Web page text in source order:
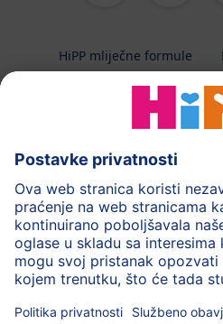
HiPP mliječne formule
HiPP njega
Zaštita podataka i
Uvjeti korištenja
O HiPP-